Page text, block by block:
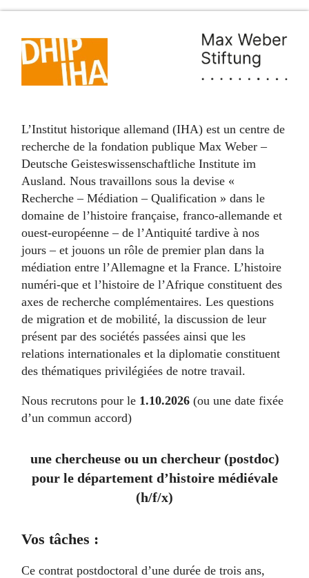
L’Institut historique allemand (IHA) est un centre de
recherche de la fondation publique Max Weber –
Deutsche Geisteswissenschaftliche Institute im
Ausland. Nous travaillons sous la devise «
Recherche – Médiation – Qualification » dans le
domaine de l’histoire française, franco-allemande et
ouest-européenne – de l’Antiquité tardive à nos
jours – et jouons un rôle de premier plan dans la
médiation entre l’Allemagne et la France. L’histoire
numéri-que et l’histoire de l’Afrique constituent des
axes de recherche complémentaires. Les questions
de migration et de mobilité, la discussion de leur
présent par des sociétés passées ainsi que les
relations internationales et la diplomatie constituent
des thématiques privilégiées de notre travail.
Nous recrutons pour le 1.10.2026 (ou une date fixée
d’un commun accord)
une chercheuse ou un chercheur (postdoc)
pour le département d’histoire médiévale
(h/f/x)
Vos tâches :
Ce contrat postdoctoral d’une durée de trois ans,